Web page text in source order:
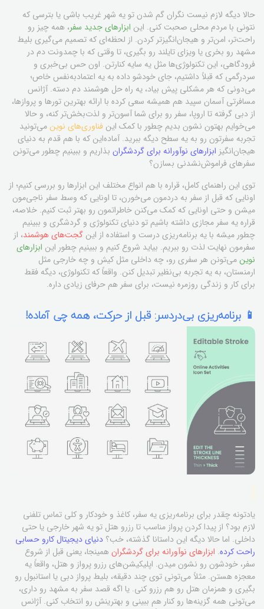
حالا دیگه لازم نیست نگران گم شدن تو یه شهر غریب باشی یا بترسی که
نتونی با مردم محلی صحبت کنی. این ابزارهای جدید سفر، همه چیز رو
راحت‌تر، امن‌تر و هیجان‌انگیزتر کردن. از لحظه‌ای که تصمیم می‌گیری بلیط
مشهد رو بخری یا ویزای تایلند رو بگیری، تا وقتی که با چمدونت دم در
فرودگاهی، این تکنولوژی‌ها مثل یه سایه کنارتن. اون حس بی‌خبری و
سردرگمی که قبلاً داشتیم، جای خودشو داده به یه اعتمادبه‌نفس خاص؛
می‌دونی که هر مشکلی پیش بیاد، یه راه حل هوشمند دم دسته. آژانس
مسافرتی آسمان سپید هم همیشه سعی کرده با ارائه بهترین تورها و پروازها،
از دبی گرفته تا اروپا، سفر رو برای شما آسون‌تر و لذت‌بخش‌تر کنه، و حالا
می‌خوایم بهتون نشون بدیم چطور با کمک این فناوری‌های نوینمی‌تونید
تجربه سفرتون رو به یه سطح دیگه ببرید. آماده‌این که با هم قدم به دنیای
هیجان‌انگیز ابزارهای نوآورانه برای گردشگران بذاریم و ببینیم چطور می‌تونن
سفرهای فراموش‌نشدنی بسازن؟
توی این راهنمای کامل، قراره با هم انواع مختلف این ابزارها رو بررسی کنیم؛ از
اونایی که قبل از سفر به دردمون می‌خورن، تا اونایی که وسط سفر ناجی‌مون
میشن و حتی اونایی که کمک می‌کنن خاطراتمون رو بهتر ثبت کنیم. خلاصه،
قراره یه سفر مجازی داشته باشیم تو دنیای تکنولوژی و گردشگری و ببینیم
چطور میشه با یه برنامه‌ریزی درست و استفاده از این گجت‌های هوشمند، از
سفرمون نهایت لذت رو ببریم. بیاید شروع کنیم و ببینیم چطور این ابزارهای
نوینمی‌تونن هر سفری رو، چه داخلی مثل کیش و چه خارجی مثل
ارمنستان، به یه تجربه بی‌نظیر تبدیل کنن. واقعاً که تکنولوژی، دیگه فقط
برای کار و زندگی روزمره نیست، برای سفر هم حرفای زیادی داره.
📱 برنامه‌ریزی بی‌دردسر: قبل از حرکت، همه چی آماده!
یادتونه چقدر برای برنامه‌ریزی یه سفر، کاغذ و خودکار و کلی تماس تلفنی
لازم بود؟ از پیدا کردن پرواز مناسب تا رزرو هتل تو یه شهر خارجی یا حتی
داخلی. اما حالا دیگه این داستانا گذشته، خب؟ دنیای دیجیتال کارو حسابی
راحت کرده. ابزارهای نوآورانه برای گردشگران همینجا، یعنی قبل از شروع
سفر، خودشون رو نشون میدن. اپلیکیشن‌های رزرو پرواز و هتل، واقعاً یه
معجزه هستن. مثلاً می‌تونی توی چند دقیقه، بلیط پرواز دبی یا استانبول رو
بگیری و همزمان هتل رو هم رزرو کنی. یا اگه قصد سفر به مشهد رو داری،
می‌تونی همه گزینه‌ها رو کنار هم ببینی و بهترینش رو انتخاب کنی. آژانس